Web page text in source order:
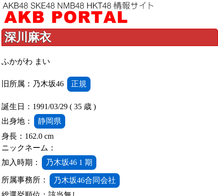
深川麻衣
ふかがわ まい
旧所属：乃木坂46 正規
誕生日：1991/03/29 ( 35 歳 )
出身地：
静岡県
身長：162.0 cm
ニックネーム：
加入時期：
乃木坂46 1 期
所属事務所：
乃木坂46合同会社